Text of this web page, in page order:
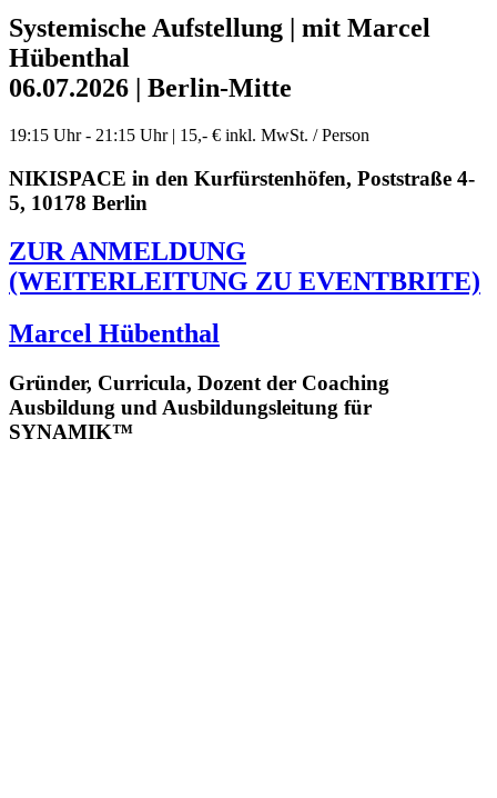
Systemische Aufstellung | mit Marcel
Hübenthal
06.07.2026 | Berlin-Mitte
19:15 Uhr - 21:15 Uhr | 15,- € inkl. MwSt. / Person
NIKISPACE in den Kurfürstenhöfen, Poststraße 4-
5, 10178 Berlin
ZUR ANMELDUNG
(WEITERLEITUNG ZU EVENTBRITE)
Marcel Hübenthal
Gründer, Curricula, Dozent der Coaching
Ausbildung und Ausbildungsleitung für
SYNAMIK™